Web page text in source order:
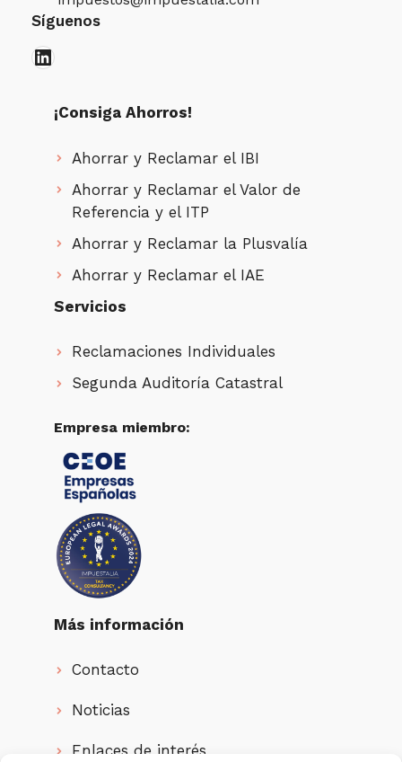
Síguenos
LinkedIn
¡Consiga Ahorros!
Ahorrar y Reclamar el IBI
Ahorrar y Reclamar el Valor de
Referencia y el ITP
Ahorrar y Reclamar la Plusvalía
Ahorrar y Reclamar el IAE
Servicios
Reclamaciones Individuales
Segunda Auditoría Catastral
Empresa miembro:
Más información
Contacto
Noticias
Enlaces de interés